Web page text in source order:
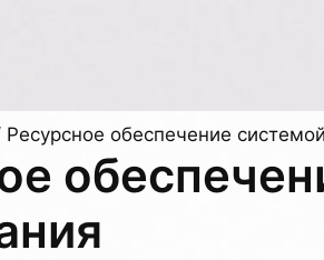
Ресурсное обеспечение